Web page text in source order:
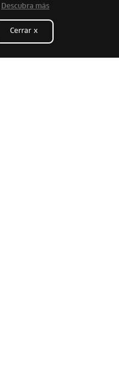
Descubra más
Cerrar x